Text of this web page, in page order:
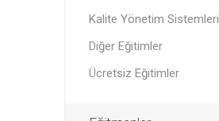
Kalite Yönetim Sistemleri
Diğer Eğitimler
Ücretsiz Eğitimler